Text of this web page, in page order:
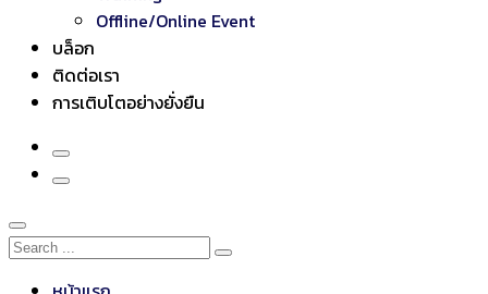
Offline/Online Event
บล็อก
ติดต่อเรา
การเติบโตอย่างยั่งยืน